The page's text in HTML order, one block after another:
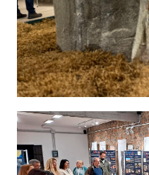
ACTUALIDAD
Noticias
Agenda